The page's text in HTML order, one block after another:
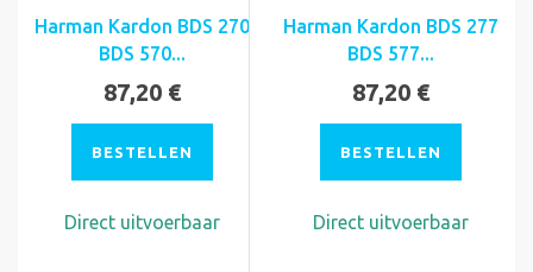
Harman Kardon BDS 270
BDS 570...
87,20 €
BESTELLEN
Direct uitvoerbaar
Harman Kardon BDS 277
BDS 577...
87,20 €
BESTELLEN
Direct uitvoerbaar